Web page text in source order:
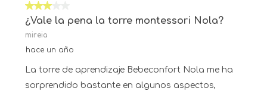
3 de 5 estrellas.
¿Vale la pena la torre montessori Nola?
mireia
hace un año
La torre de aprendizaje Bebeconfort Nola me ha
sorprendido bastante en algunos aspectos,